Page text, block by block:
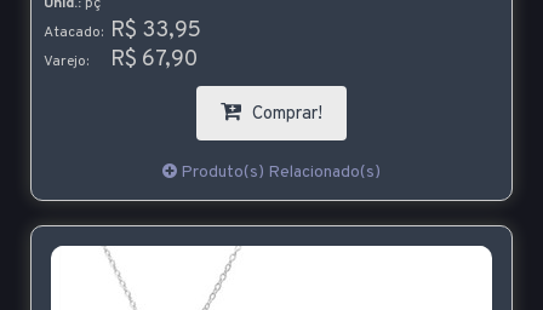
Atacado: R$ 33,95
Varejo: R$ 67,90
Comprar!
Produto(s) Relacionado(s)